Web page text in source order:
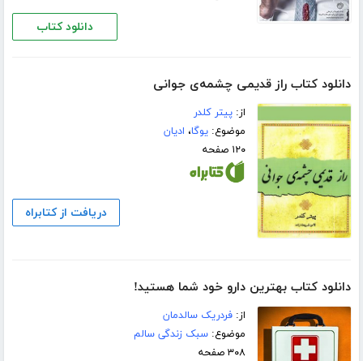
دانلود کتاب
دانلود کتاب راز قدیمی چشمه‌ی جوانی
از:پیتر کلدر
موضوع:یوگا، ادیان
۱۲۰ صفحه
دریافت از کتابراه
دانلود کتاب بهترین دارو خود شما هستید!
از:فردریک سالدمان
موضوع:سبک زندگی سالم
۳۰۸ صفحه